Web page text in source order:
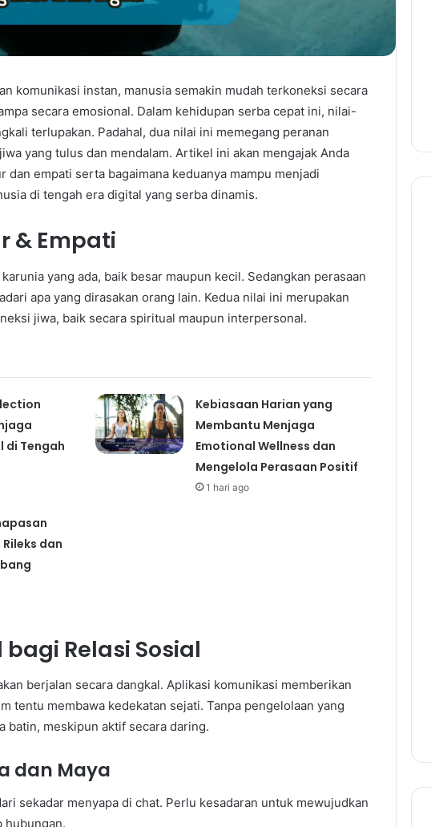
komunikasi instan, manusia semakin mudah terkoneksi secara
secara emosional. Dalam kehidupan serba cepat ini, nilai-
terlupakan. Padahal, dua nilai ini memegang peranan
yang tulus dan mendalam. Artikel ini akan mengajak Anda
dan empati serta bagaimana keduanya mampu menjadi
di tengah era digital yang serba dinamis.
& Empati
yang ada, baik besar maupun kecil. Sedangkan perasaan
apa yang dirasakan orang lain. Kedua nilai ini merupakan
jiwa, baik secara spiritual maupun interpersonal.
di Tengah
Kebiasaan Harian yang
Membantu Menjaga
Emotional Wellness dan
Mengelola Perasaan Positif
1 hari ago
dan
Relasi Sosial
berjalan secara dangkal. Aplikasi komunikasi memberikan
tentu membawa kedekatan sejati. Tanpa pengelolaan yang
batin, meskipun aktif secara daring.
dan Maya
sekadar menyapa di chat. Perlu kesadaran untuk mewujudkan
hubungan.